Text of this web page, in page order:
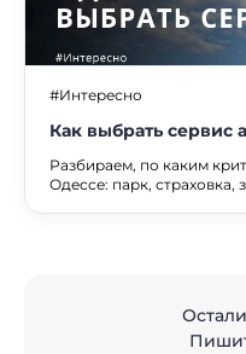
#Интересно
Как выбрать сервис
что смотреть в 2026
Разбираем, по каким
Одессе: парк, страховка,